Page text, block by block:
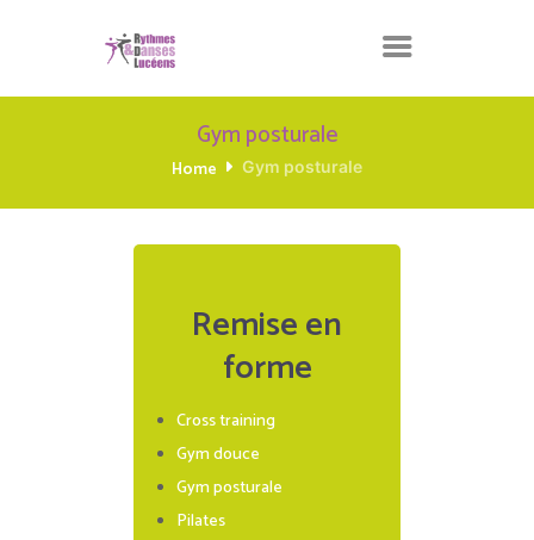
Gym posturale
Home Gym posturale
Remise en
forme
Cross training
Gym douce
Gym posturale
Pilates